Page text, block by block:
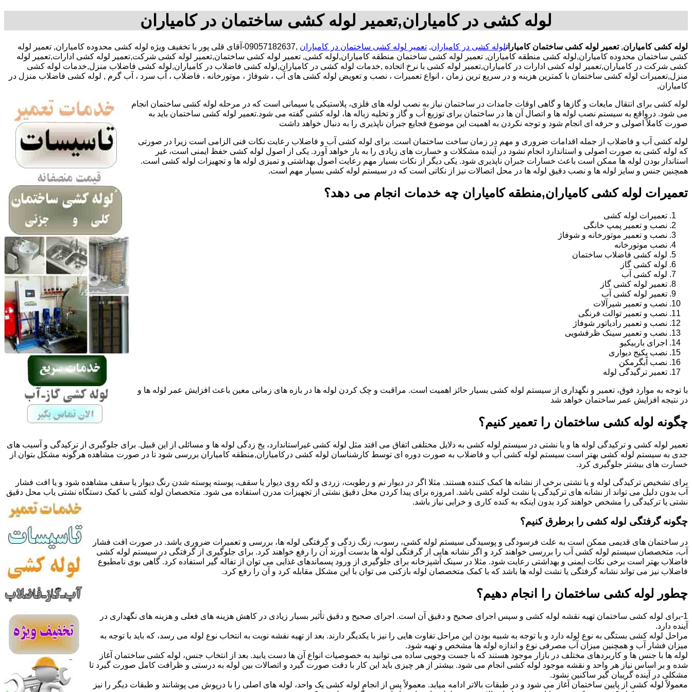
لوله کشی در کامیاران,تعمیر لوله کشی ساختمان در کامیاران
لوله کشی کامیاران,تعمیر لوله کشی ساختمان کامیارانلوله کشی در کامیاران, تعمیر لوله کشی ساختمان در کامیاران
,09057182637-آقای قلی پور با تخفیف ویژه لوله کشی محدوده کامیاران, تعمیر لوله
کشی ساختمان محدوده کامیاران,لوله کشی منطقه کامیاران, تعمیر لوله کشی ساختمان منطقه کامیاران,لوله کشی, تعمیر لوله کشی ساختمان,تعمیر لوله کشی شرکت,تعمیر لوله کشی ادارات,تعمیر لوله
کشی شرکت در کامیاران,تعمیر لوله کشی ادارات در کامیاران,تعمیر لوله کشی با نرخ اتحاده ,خدمات لوله کشی در کامیاران,لوله کشی فاضلاب در کامیاران,لوله کشی فاضلاب منزل,خدمات لوله کشی
منزل,تعمیرات لوله کشی ساختمان با کمترین هزینه و در سریع ترین زمان ، انواع تعمیرات ، نصب و تعویض لوله کشی های آب ، شوفاژ ، موتورخانه ، فاضلاب ، آب سرد ، آب گرم , لوله کشی فاضلاب منزل در
کامیاران,
لوله کشی برای انتقال مایعات و گازها و گاهی اوقات جامدات در ساختمان نیاز به نصب لوله های فلزی، پلاستیکی یا سیمانی است که در مرحله لوله کشی ساختمان انجام
می شود. درواقع به سیستم نصب لوله ها و اتصال آن ها در ساختمان برای توزیع آب و گاز و تخلیه زباله ها، لوله کشی گفته می شود.تعمیر لوله کشی ساختمان باید به
صورت کاملاً اصولی و حرفه ای انجام شود و توجه نکردن به اهمیت این موضوع فجایع جبران ناپذیری را به دنبال خواهد داشت
لوله کشی آب و فاضلاب از جمله اقدامات ضروری و مهم در زمان ساخت ساختمان است. برای لوله کشی آب و فاضلاب رعایت نکات فنی الزامی است زیرا در صورتی
که لوله کشی به صورت اصولی و استاندارد انجام نشود در آینده مشکلات و خسارت های زیادی را به بار خواهد آورد. یکی از اصول لوله کشی حفظ ایمنی است، غیر
استاندار بودن لوله ها ممکن است باعث خسارات جبران ناپذیری شود. یکی دیگر از نکات بسیار مهم رعایت اصول بهداشتی و تمیزی لوله ها و تجهیزات لوله کشی است.
همچنین جنس و سایز لوله ها و نصب دقیق لوله ها در محل اتصالات نیز از نکاتی است که در سیستم لوله کشی بسیار مهم است.
تعمیرات لوله کشی کامیاران,منطقه کامیاران چه خدمات انجام می دهد؟
تعمیرات لوله کشی
نصب و تعمیر پمپ خانگی
نصب و تعمیر موتورخانه و شوفاژ
نصب موتورخانه
لوله کشی فاضلاب ساختمان
لوله کشی گاز
لوله کشی آب
تعمیر لوله کشی گاز
تعمیر لوله کشی آب
نصب و تعمیر شیرآلات
نصب و تعمیر توالت فرنگی
نصب و تعمیر رادیاتور شوفاژ
نصب و تعمیر سینک ظرفشویی
اجرای باربیکیو
نصب پکیج دیواری
نصب آبگرمکن
تعمیر ترگیدگی لوله
با توجه به موارد فوق، تعمیر و نگهداری از سیستم لوله کشی بسیار حائز اهمیت است. مراقبت و چک کردن لوله ها در بازه های زمانی معین باعث افزایش عمر لوله ها و
در نتیجه افزایش عمر ساختمان خواهد شد
چگونه لوله کشی ساختمان را تعمیر کنیم؟
تعمیر لوله کشی و ترکیدگی لوله ها و یا نشتی در سیستم لوله کشی به دلایل مختلفی اتفاق می افتد مثل لوله کشی غیراستاندارد، یخ زدگی لوله ها و مسائلی از این قبیل. برای جلوگیری از ترکیدگی و آسیب های
جدی به سیستم لوله کشی بهتر است سیستم لوله کشی آب و فاضلاب به صورت دوره ای توسط کارشناسان لوله کشی درکامیاران,منطقه کامیاران بررسی شود تا در صورت مشاهده هرگونه مشکل بتوان از
خسارت های بیشتر جلوگیری کرد.
برای تشخیص ترکیدگی لوله و یا نشتی برخی از نشانه ها کمک کننده هستند. مثلا اگر در دیوار نم و رطوبت، زردی و لکه روی دیوار یا سقف، پوسته پوسته شدن رنگ دیوار یا سقف مشاهده شود و یا افت فشار
آب بدون دلیل می تواند از نشانه های ترکیدگی یا نشت لوله کشی باشد. امروزه برای پیدا کردن محل دقیق نشتی از تجهیزات مدرن استفاده می شود. متخصصان لوله کشی با کمک دستگاه نشتی یاب محل دقیق
نشتی یا ترکیدگی را مشخص خواهند کرد بدون اینکه به کنده کاری و خرابی نیاز باشد.
چگونه گرفتگی لوله کشی را برطرق کنیم؟
در ساختمان های قدیمی ممکن است به علت فرسودگی و پوسیدگی سیستم لوله کشی، رسوب، زنگ زدگی و گرفتگی لوله ها، بررسی و تعمیرات ضروری باشد. در صورت افت فشار
آب، متخصصان سیستم لوله کشی آب را بررسی خواهند کرد و اگر نشانه هایی از گرفتگی لوله ها بدست آورند آن را رفع خواهند کرد. برای جلوگیری از گرفتگی در سیستم لوله کشی
فاضلاب بهتر است برخی نکات ایمنی و بهداشتی رعایت شود. مثلا در سینک آشپزخانه برای جلوگیری از ورود پسماندهای غذایی می توان از تفاله گیر استفاده کرد. گاهی بوی نامطبوع
فاضلاب نیز می تواند نشانه گرفتگی یا نشت لوله ها باشد که با کمک متخصصان لوله بازکنی می توان با این مشکل مقابله کرد و آن را رفع کرد.
چطور لوله کشی ساختمان را انجام دهیم؟
1-برای لوله کشی ساختمان تهیه نقشه لوله کشی و سپس اجرای صحیح و دقیق آن است. اجرای صحیح و دقیق تأثیر بسیار زیادی در کاهش هزینه های فعلی و هزینه های نگهداری در
آینده دارد.
مراحل لوله کشی بستگی به نوع لوله دارد و با توجه به شبیه بودن این مراحل تفاوت هایی را نیز با یکدیگر دارند. بعد از تهیه نقشه نوبت به انتخاب نوع لوله می رسد، که باید با توجه به
میزان فشار آب و همچنین میزان آب مصرفی نوع و اندازه لوله ها مشخص و تهیه شود.
لوله ها با جنس ها و کاربردهای مختلف در بازار موجود هستند که با جست وجویی ساده می توانید به خصوصیات انواع آن ها دست یابید. بعد از انتخاب جنس، لوله کشی ساختمان آغاز
شده و بر اساس نیاز هر واحد و نقشه موجود لوله کشی انجام می شود. بیشتر از هر چیزی باید این کار با دقت صورت گیرد و اتصالات بین لوله به درستی و ظرافت کامل صورت گیرد تا
مشکلی در آینده گریبان گیر ساکنین نشود.
معمولاً لوله کشی از پایین ساختمان آغاز می شود و در طبقات بالاتر ادامه میابد. معمولاً پس از انجام لوله کشی یک واحد، لوله های اصلی را با درپوش می پوشانند و طبقات دیگر را نیز